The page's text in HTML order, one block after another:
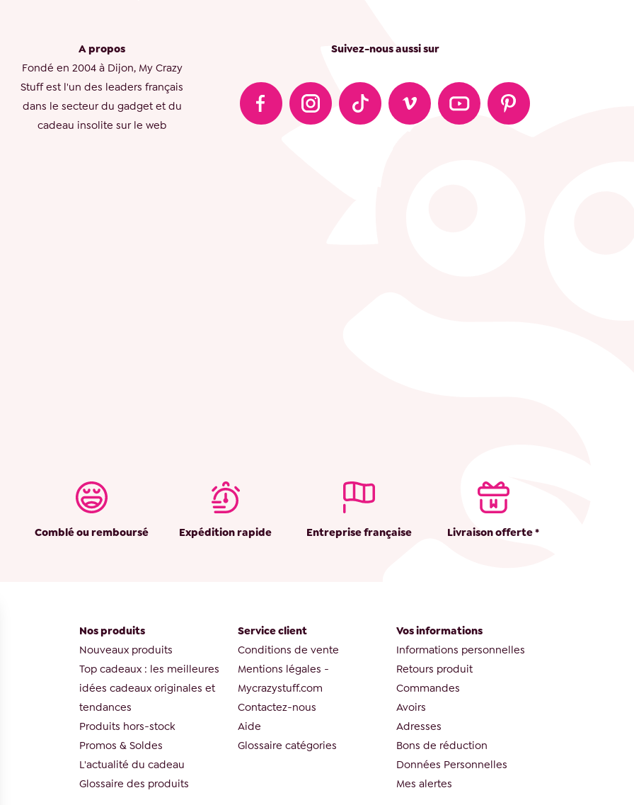
A propos
Fondé en 2004 à Dijon, My Crazy
Stuff est l'un des leaders français
dans le secteur du gadget et du
cadeau insolite sur le web
Suivez-nous aussi sur
Comblé ou remboursé Expédition rapide Entreprise française Livraison offerte *
Nos produits
Nouveaux produits
Top cadeaux : les meilleures
idées cadeaux originales et
tendances
Produits hors-stock
Promos & Soldes
L'actualité du cadeau
Glossaire des produits
Service client
Conditions de vente
Mentions légales -
Mycrazystuff.com
Contactez-nous
Aide
Glossaire catégories
Vos informations
Informations personnelles
Retours produit
Commandes
Avoirs
Adresses
Bons de réduction
Données Personnelles
Mes alertes